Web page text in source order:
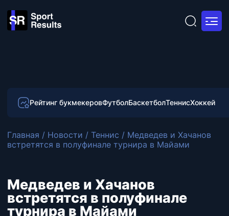
Рейтинг букмекеровФутболБаскетболТеннисХоккей
Главная / Новости / Теннис / Медведев и Хачанов
встретятся в полуфинале турнира в Майами
Медведев и Хачанов
встретятся в полуфинале
турнира в Майами